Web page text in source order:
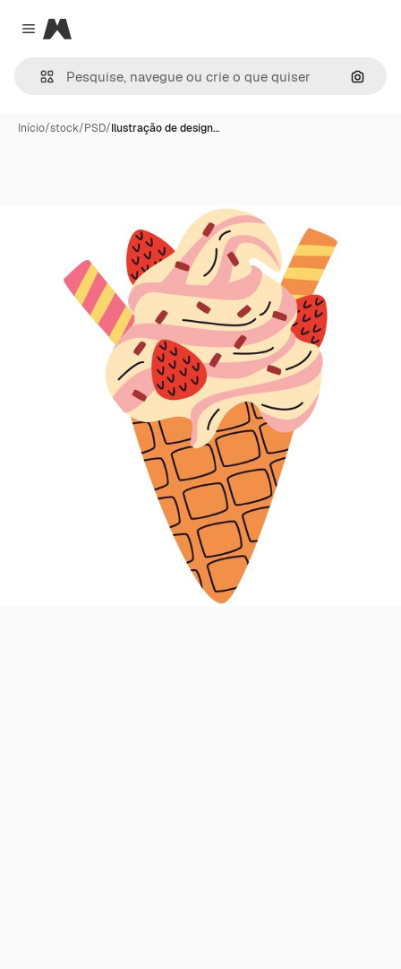
Close menu
Magnific
Início/stock/PSD/Ilustração de design…